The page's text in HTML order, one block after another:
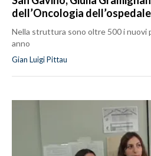
dell’Oncologia dell’ospedale
Nella struttura sono oltre 500 i nuovi
anno
Gian Luigi Pittau